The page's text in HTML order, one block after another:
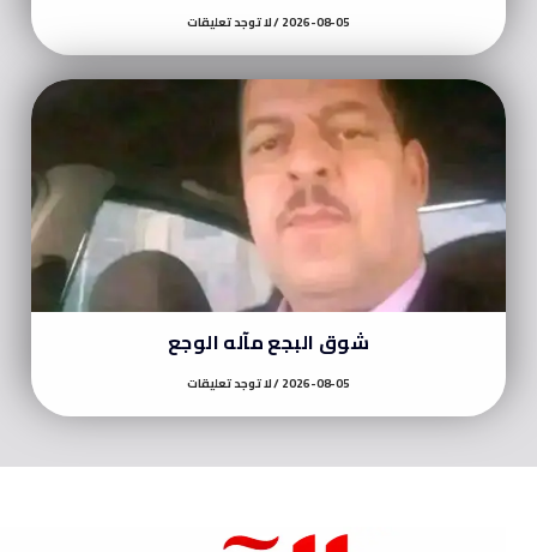
2026-08-05 لا توجد تعليقات
شوق البجع مآله الوجع
2026-08-05 لا توجد تعليقات